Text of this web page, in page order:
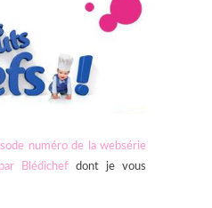
numéro de la websérie
Blédichef
dont je vous